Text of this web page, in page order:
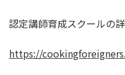
認定講師育成スクールの
https://